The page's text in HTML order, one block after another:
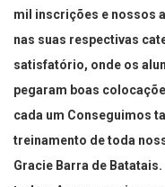
mil inscrições e nossos
nas suas respectivas
satisfatório, onde os
pegaram boas
cada um Conseguimos
treinamento de toda
Gracie Barra de